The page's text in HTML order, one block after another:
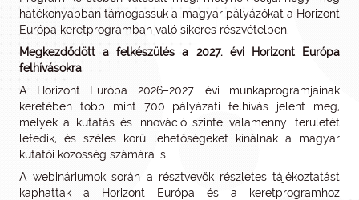
hatékonyabban támogassuk a magyar pályázókat a Horizont
Európa keretprogramban való sikeres részvételben.
Megkezdődött a felkészülés a 2027. évi Horizont Európa
felhívásokra
A Horizont Európa 2026–2027. évi munkaprogramjainak
keretében több mint 700 pályázati felhívás jelent meg,
melyek a kutatás és innováció szinte valamennyi területét
lefedik, és széles körű lehetőségeket kínálnak a magyar
kutatói közösség számára is.
A webináriumok során a résztvevők részletes tájékoztatást
kaphattak a Horizont Európa és a keretprogramhoz